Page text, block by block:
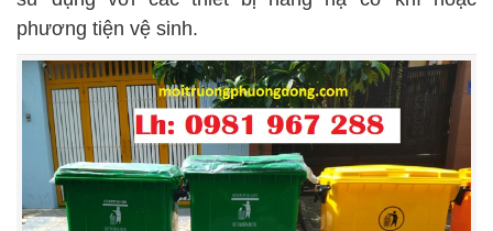
phương tiện vệ sinh.